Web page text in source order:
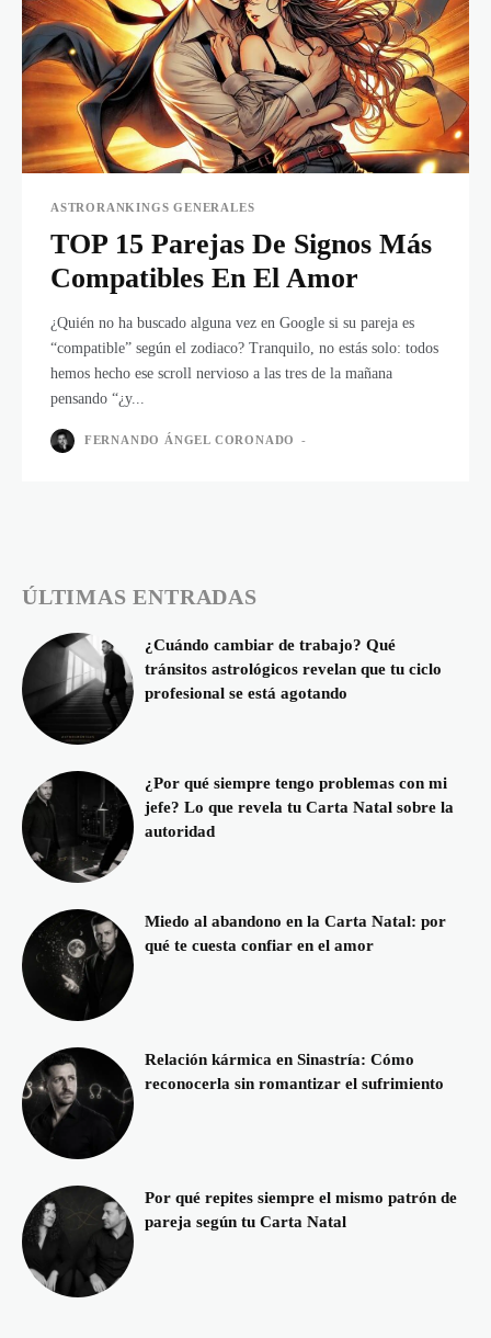
ASTRORANKINGS GENERALES
TOP 15 Parejas De Signos Más
Compatibles En El Amor
¿Quién no ha buscado alguna vez en Google si su pareja es
“compatible” según el zodiaco? Tranquilo, no estás solo: todos
hemos hecho ese scroll nervioso a las tres de la mañana
pensando “¿y...
FERNANDO ÁNGEL CORONADO -
ÚLTIMAS ENTRADAS
¿Cuándo cambiar de trabajo? Qué
tránsitos astrológicos revelan que tu ciclo
profesional se está agotando
¿Por qué siempre tengo problemas con mi
jefe? Lo que revela tu Carta Natal sobre la
autoridad
Miedo al abandono en la Carta Natal: por
qué te cuesta confiar en el amor
Relación kármica en Sinastría: Cómo
reconocerla sin romantizar el sufrimiento
Por qué repites siempre el mismo patrón de
pareja según tu Carta Natal